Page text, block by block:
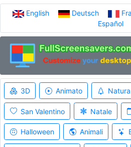
English Deutsch
Español
3D Animato Natura
San Valentino Natale
Halloween Animali